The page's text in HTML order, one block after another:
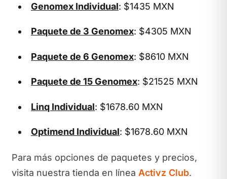
Genomex Individual: $1435 MXN
Paquete de 3 Genomex: $4305 MXN
Paquete de 6 Genomex: $8610 MXN
Paquete de 15 Genomex: $21525 MXN
Linq Individual: $1678.60 MXN
Optimend Individual: $1678.60 MXN
Para más opciones de paquetes y precios,
visita nuestra tienda en línea Activz Club.